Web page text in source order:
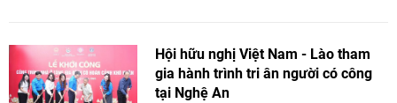
Hội hữu nghị Việt Nam - Lào tham
gia hành trình tri ân người có công
tại Nghệ An